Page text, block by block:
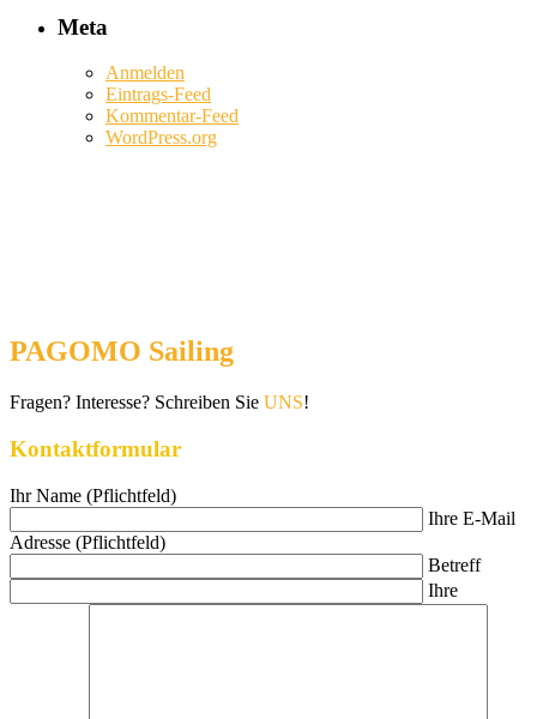
Meta
Anmelden
Eintrags-Feed
Kommentar-Feed
WordPress.org
PAGOMO Sailing
Fragen? Interesse? Schreiben Sie UNS!
Kontaktformular
Ihr Name (Pflichtfeld)
Ihre E-Mail
Adresse (Pflichtfeld)
Betreff
Ihre